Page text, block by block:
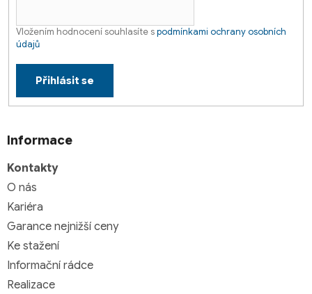
Vložením hodnocení souhlasíte spodmínkami ochrany osobních
údajů
Přihlásit se
Informace
Kontakty
O nás
Kariéra
Garance nejnižší ceny
Ke stažení
Informační rádce
Realizace